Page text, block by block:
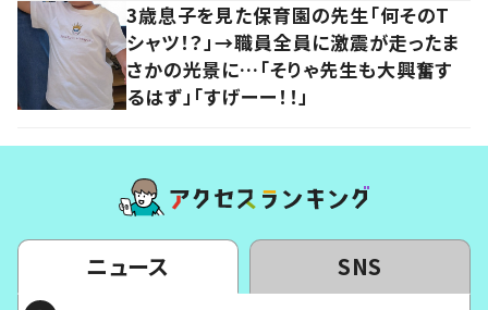
3歳息子を見た保育園の先生「何そのT
シャツ！？」→職員全員に激震が走ったま
さかの光景に…「そりゃ先生も大興奮す
るはず」「すげーー！！」
ニュース SNS